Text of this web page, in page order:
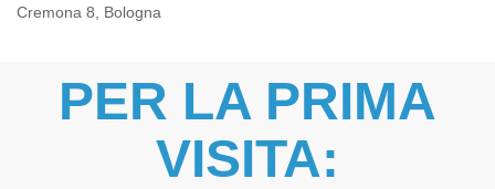
Cremona 8, Bologna
PER LA PRIMA
VISITA: